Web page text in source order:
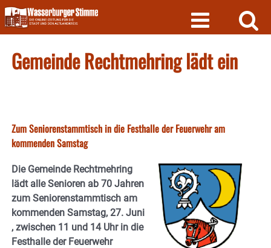
Skip
to
content
Gemeinde Rechtmehring lädt ein
Zum Seniorenstammtisch in die Festhalle der Feuerwehr am
kommenden Samstag
Die Gemeinde Rechtmehring
lädt alle Senioren ab 70 Jahren
zum Seniorenstammtisch am
kommenden Samstag, 27. Juni
, zwischen 11 und 14 Uhr in die
Festhalle der Feuerwehr